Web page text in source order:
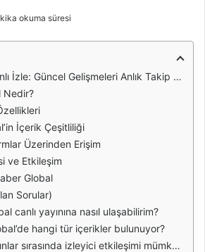
okuma süresi
İzle: Güncel Gelişmeleri Anlık Takip Edin
Nedir?
İçerik Çeşitliliği
Üzerinden Erişim
ve Etkileşim
Global
Sorular)
canlı yayınına nasıl ulaşabilirim?
hangi tür içerikler bulunuyor?
sırasında izleyici etkileşimi mümkün mü?